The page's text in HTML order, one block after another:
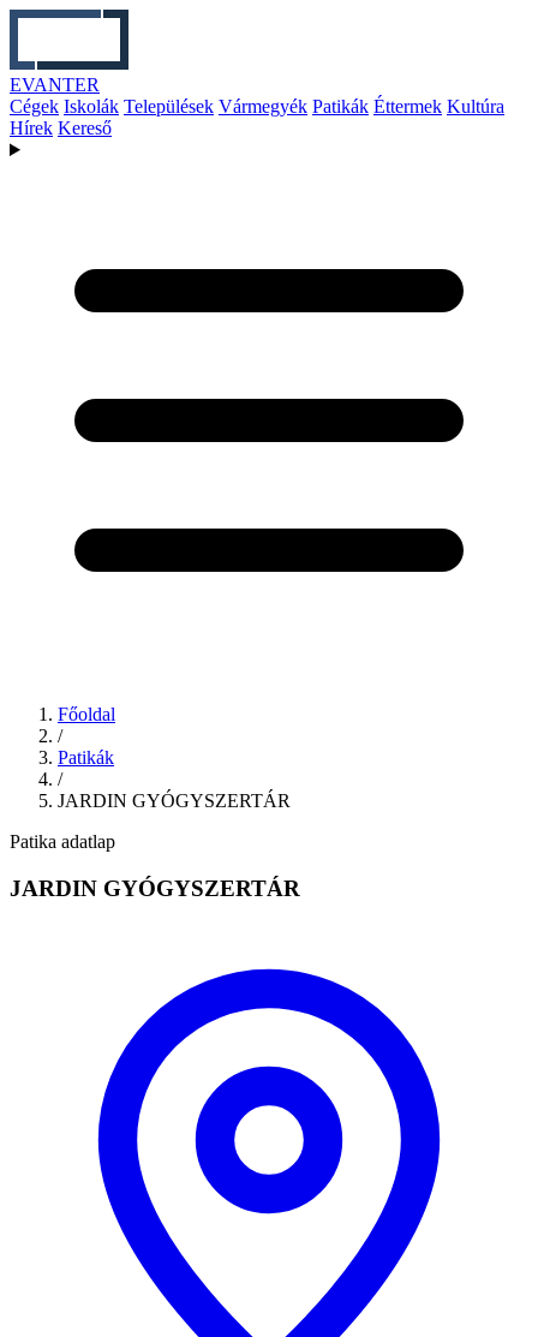
EVANTER
Cégek Iskolák Települések Vármegyék Patikák Éttermek Kultúra
Hírek Kereső
Főoldal
/
Patikák
/
JARDIN GYÓGYSZERTÁR
Patika adatlap
JARDIN GYÓGYSZERTÁR